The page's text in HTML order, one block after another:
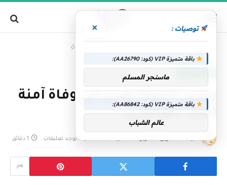
رئيس الدولة يعزي في وفاة آمنة أحمد الظاهري
رئيس الدولة يعزي في وفاة آمنة
أحمد الظاهري
بواسطة فريق التحرير 16 مايو، 2026 لا توجد تعليقات 1 دقائق
توصيات : ×
باقة متميزة VIP (كود: AA26790):
ماسنجر المسلم
باقة متميزة VIP (كود: AA86842):
عالم الشباب